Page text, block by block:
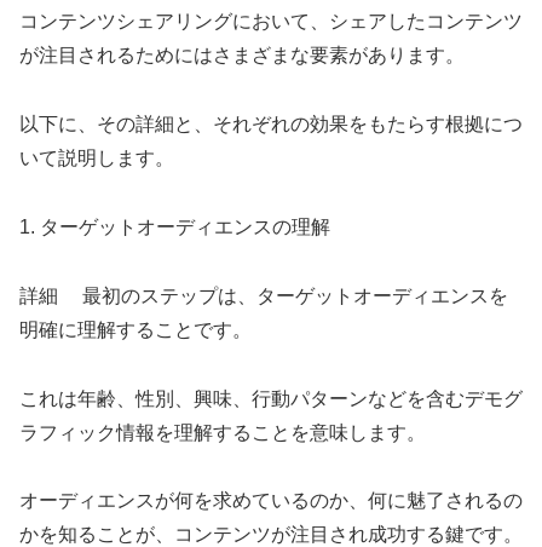
コンテンツシェアリングにおいて、シェアしたコンテンツ
が注目されるためにはさまざまな要素があります。
以下に、その詳細と、それぞれの効果をもたらす根拠につ
いて説明します。
1. ターゲットオーディエンスの理解
詳細 最初のステップは、ターゲットオーディエンスを
明確に理解することです。
これは年齢、性別、興味、行動パターンなどを含むデモグ
ラフィック情報を理解することを意味します。
オーディエンスが何を求めているのか、何に魅了されるの
かを知ることが、コンテンツが注目され成功する鍵です。